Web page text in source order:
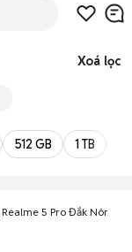
Xoá lọc
512 GB 1 TB
Realme 5 Pro Đắk Nông